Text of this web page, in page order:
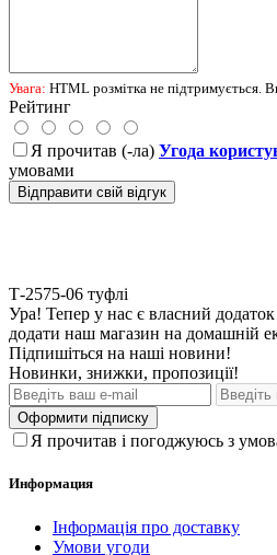
Увага: HTML розмітка не підтримується.
Рейтинг
Я прочитав (-ла) Угода
умовами
Відправити свій відгук
Т-2575-06 туфлі
Ура! Тепер у нас є власний додаток
додати наш магазин на домашній
Підпишіться на наші новини!
Новинки, знижки, пропозиції!
Оформити підписку
Я прочитав і погоджуюсь з
Информация
Інформація про доставку
Умови угоди